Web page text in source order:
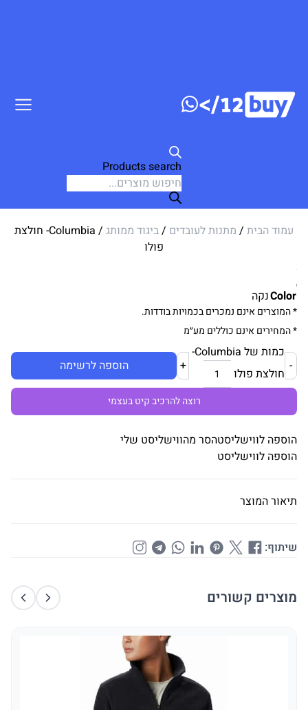
Products search
עמוד הבית / מתנות לעובדים /ביגוד ממותג
/ Columbia- חולצת
פולו
Colorנקה
* המוצרים אינם נמכרים בכמויות בודדות.
* המחירים אינם כוללים מע״מ
-
כמות של Columbia-
חולצת פולו
+ הוספה לרשימה
רוצה להרכיב קיט בעצמי
הוספה לווישליסטהסר מהווישליסט שלי
הוספה לווישליסט
תיאור המוצר
שיתוף:
מוצרים קשורים